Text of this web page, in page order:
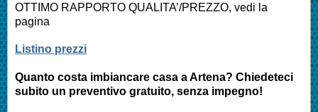
OTTIMO RAPPORTO QUALITA’/PREZZO, vedi la
pagina
Listino prezzi
Quanto costa imbiancare casa aArtena? Chiedeteci
subito un preventivo gratuito, senza impegno!